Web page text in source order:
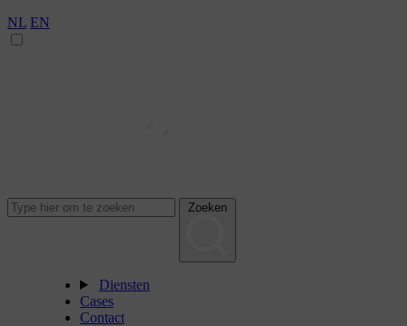
NL EN
Zoeken
Diensten
Cases
Contact